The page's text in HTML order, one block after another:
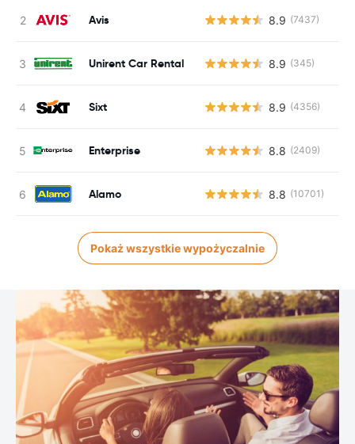
Avis 8.9 (7437)
Unirent Car Rental 8.9 (345)
Sixt 8.9 (4356)
Enterprise 8.8 (2409)
Alamo 8.8 (10701)
Pokaż wszystkie wypożyczalnie